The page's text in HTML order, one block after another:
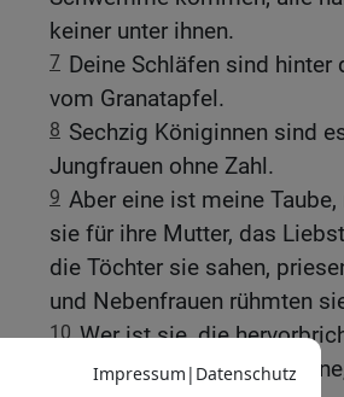
keiner unter ihnen.
7 Deine Schläfen sind hinter
vom Granatapfel.
8 Sechzig Königinnen sind
Jungfrauen ohne Zahl.
9 Aber eine ist meine
sie für ihre Mutter, das
die Töchter sie sahen,
und Nebenfrauen rühmten
10 Wer ist sie, die
der Mond, klar wie die